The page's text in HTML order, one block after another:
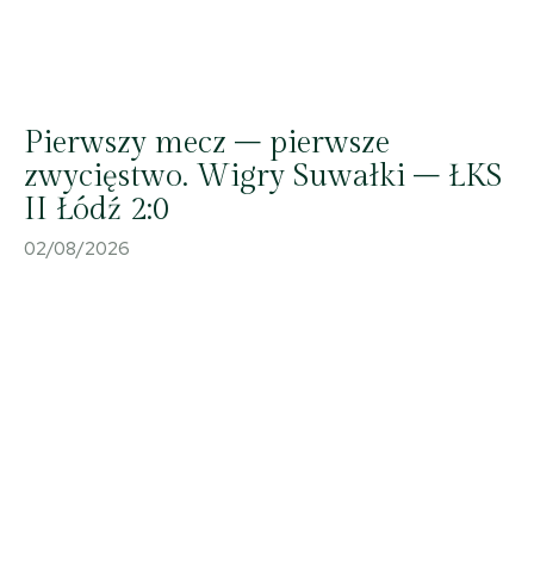
Pierwszy mecz – pierwsze
zwycięstwo. Wigry Suwałki – ŁKS
II Łódź 2:0
02/08/2026